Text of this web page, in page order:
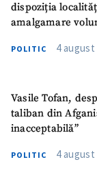
dispoziția
amalgamare
POLITIC 4 august
Vasile Tofan,
taliban din
inacceptabilă”
POLITIC 4 august